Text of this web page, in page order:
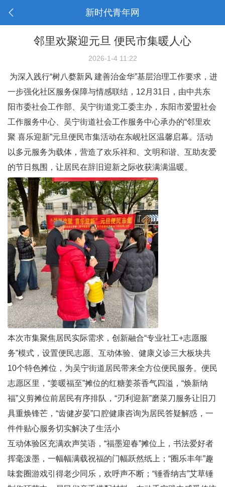
新时代青年网
邻里欢聚迎元旦 便民市集暖人心
2026-1-4 11:22
为深入践行“树八婺新风 建善治金华”基层治理工作要求，进
一步强化社区服务保障与情感联结，12月31日，由中共东
阳市委社会工作部、吴宁街道党工委主办，东阳市爱盟社会
工作服务中心、吴宁街道社会工作服务中心承办的“邻里欢
聚 喜乐迎新”元旦便民市集活动在东岘社区温馨启幕。活动
以多元服务为载体，营造了欢乐祥和、文明和谐、互助友爱
的节日氛围，让居民在辞旧迎新之际收获满满温暖。
本次市集聚焦居民实际需求，创新融合“专业社工+志愿服
务”模式，设置便民志愿、互动体验、健康义诊三大板块共
10个特色摊位，为吴宁街道居民带来全方位便民服务。便民
志愿区里，“姜暖福至”摊位的红糖姜茶香气四溢，“焕新纳
福”义剪摊位前居民有序排队，“刃利迎新”磨菜刀服务让旧刀
具重焕锋芒，“齿健岁晏”口腔健康咨询为居民答疑解惑，一
件件贴心服务切实解决了生活小
互动体验区充满欢声笑语，“福墨迎春”摊位上，书法爱好者
挥毫泼墨，一幅幅满载祝福的门幅跃然纸上；“圈乐丰年”趣
味套圈游戏引得老少同乐，欢呼声不断；“锤香纳吉”艾草锤